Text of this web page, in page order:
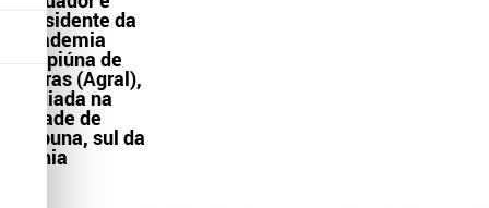
presidente da
Academia
Grapiúna de
Letras (Agral),
sediada na
cidade de
Itabuna, sul da
Bahia